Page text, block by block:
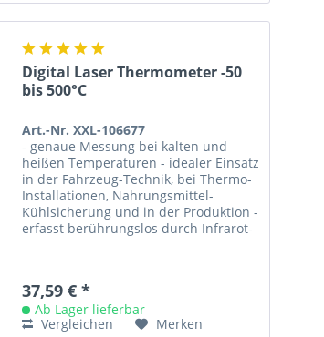
Digital Laser Thermometer -50
bis 500°C
Art.-Nr. XXL-106677
- genaue Messung bei kalten und
heißen Temperaturen - idealer Einsatz
in der Fahrzeug-Technik, bei Thermo-
Installationen, Nahrungsmittel-
Kühlsicherung und in der Produktion -
erfasst berührungslos durch Infrarot-
37,59 € *
Ab Lager lieferbar
Vergleichen
Merken